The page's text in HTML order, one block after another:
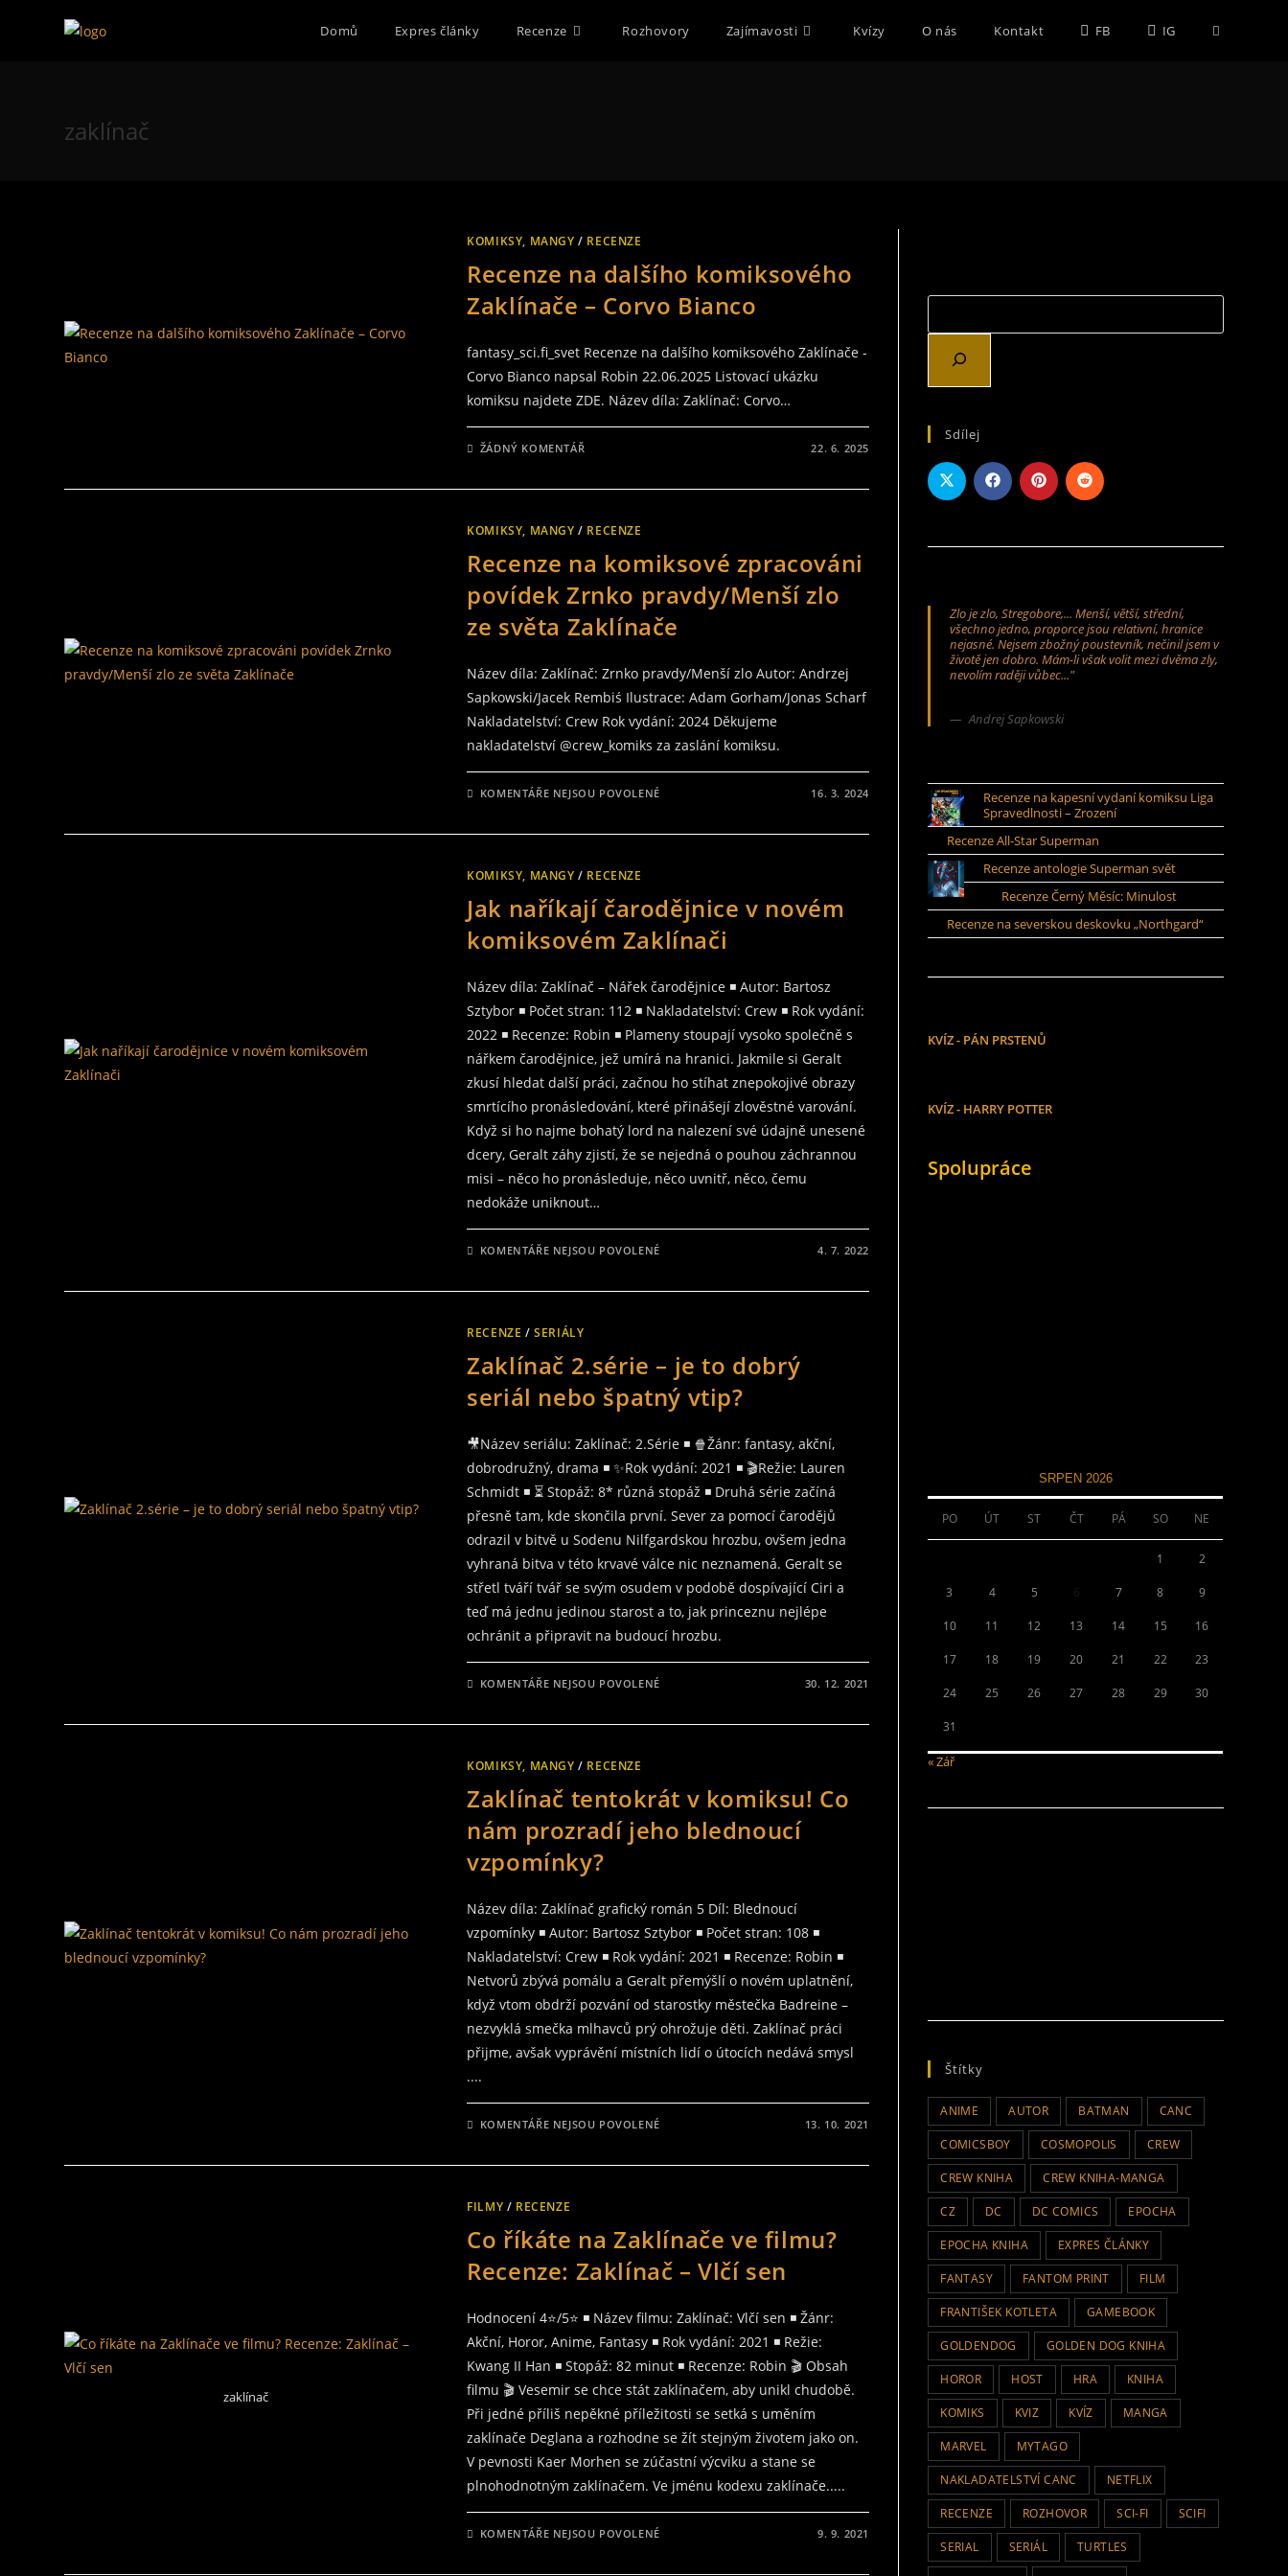
Domů Expres články Recenze Rozhovory Zajímavosti Kvízy O nás Kontakt FB IG Toggle
zaklínač
KOMIKSY, MANGY / RECENZE
Recenze na dalšího komiksového
Zaklínače – Corvo Bianco
fantasy_sci.fi_svet Recenze na dalšího komiksového Zaklínače -
Corvo Bianco napsal Robin 22.06.2025 Listovací ukázku
komiksu najdete ZDE. Název díla: Zaklínač: Corvo…
ŽÁDNÝ KOMENTÁŘ 22. 6. 2025
KOMIKSY, MANGY / RECENZE
Recenze na komiksové zpracováni
povídek Zrnko pravdy/Menší zlo
ze světa Zaklínače
Název díla: Zaklínač: Zrnko pravdy/Menší zlo Autor: Andrzej
Sapkowski/Jacek Rembiś Ilustrace: Adam Gorham/Jonas Scharf
Nakladatelství: Crew Rok vydání: 2024 Děkujeme
nakladatelství @crew_komiks za zaslání komiksu.
KOMENTÁŘE NEJSOU POVOLENÉU
NÁZVEM
ZRNKO
PRAVDY/MENŠÍ
ZLO
ZE
SVĚTA
16. 3. 2024
KOMIKSY, MANGY / RECENZE
Jak naříkají čarodějnice v novém
komiksovém Zaklínači
Název díla: Zaklínač – Nářek čarodějnice ◾ Autor: Bartosz
Sztybor ◾ Počet stran: 112 ◾ Nakladatelství: Crew ◾ Rok vydání:
2022 ◾ Recenze: Robin ◾ Plameny stoupají vysoko společně s
nářkem čarodějnice, jež umírá na hranici. Jakmile si Geralt
zkusí hledat další práci, začnou ho stíhat znepokojivé obrazy
smrtícího pronásledování, které přinášejí zlověstné varování.
Když si ho najme bohatý lord na nalezení své údajně unesené
dcery, Geralt záhy zjistí, že se nejedná o pouhou záchrannou
misi – něco ho pronásleduje, něco uvnitř, něco, čemu
nedokáže uniknout…
KOMENTÁŘE NEJSOU POVOLENÉU
NÁZVEM
KOMIKSOVÉM
ZAKLÍNAČI
4. 7. 2022
RECENZE /SERIÁLY
Zaklínač 2.série – je to dobrý
seriál nebo špatný vtip?
🎥Název seriálu: Zaklínač: 2.Série ◾ 🍿Žánr: fantasy, akční,
dobrodružný, drama ◾ ✨Rok vydání: 2021 ◾ 🎬Režie: Lauren
Schmidt ◾ ⏳ Stopáž: 8* různá stopáž ◾ Druhá série začíná
přesně tam, kde skončila první. Sever za pomocí čarodějů
odrazil v bitvě u Sodenu Nilfgardskou hrozbu, ovšem jedna
vyhraná bitva v této krvavé válce nic neznamená. Geralt se
střetl tváří tvář se svým osudem v podobě dospívající Ciri a
teď má jednu jedinou starost a to, jak princeznu nejlépe
ochránit a připravit na budoucí hrozbu.
KOMENTÁŘE NEJSOU POVOLENÉU
NÁZVEM
DOBRÝ
SERIÁL
NEBO
ŠPATNÝ
VTIP?
30. 12. 2021
KOMIKSY, MANGY / RECENZE
Zaklínač tentokrát v komiksu! Co
nám prozradí jeho blednoucí
vzpomínky?
Název díla: Zaklínač grafický román 5 Díl: Blednoucí
vzpomínky ◾ Autor: Bartosz Sztybor ◾ Počet stran: 108 ◾
Nakladatelství: Crew ◾ Rok vydání: 2021 ◾ Recenze: Robin ◾
Netvorů zbývá pomálu a Geralt přemýšlí o novém uplatnění,
když vtom obdrží pozvání od starostky městečka Badreine –
nezvyklá smečka mlhavců prý ohrožuje děti. Zaklínač práci
přijme, avšak vyprávění místních lidí o útocích nedává smysl
....
KOMENTÁŘE NEJSOU POVOLENÉU
NÁZVEM
NÁM
PROZRADÍ
JEHO
BLEDNOUCÍ
VZPOMÍNKY?
13. 10. 2021
zaklínač
FILMY / RECENZE
Co říkáte na Zaklínače ve filmu?
Recenze: Zaklínač – Vlčí sen
Hodnocení 4⭐/5⭐ ◾ Název filmu: Zaklínač: Vlčí sen ◾ Žánr:
Akční, Horor, Anime, Fantasy ◾ Rok vydání: 2021 ◾ Režie:
Kwang II Han ◾ Stopáž: 82 minut ◾ Recenze: Robin 🎬 Obsah
filmu 🎬 Vesemir se chce stát zaklínačem, aby unikl chudobě.
Při jedné příliš nepěkné příležitosti se setká s uměním
zaklínače Deglana a rozhodne se žít stejným životem jako on.
V pevnosti Kaer Morhen se zúčastní výcviku a stane se
plnohodnotným zaklínačem. Ve jménu kodexu zaklínače.....
KOMENTÁŘE NEJSOU POVOLENÉU
NÁZVEM
9. 9. 2021
Sdílej
Zlo je zlo, Stregobore,... Menší, větší, střední,
všechno jedno, proporce jsou relativní, hranice
nejasné. Nejsem zbožný poustevník, nečinil jsem v
životě jen dobro. Mám-li však volit mezi dvěma zly,
nevolím raději vůbec..."
Andrej Sapkowski
Recenze na kapesní vydaní komiksu Liga
Spravedlnosti – Zrození
Recenze All-Star Superman
Recenze antologie Superman svět
Recenze Černý Měsíc: Minulost
Recenze na severskou deskovku „Northgard“
KVÍZ - PÁN PRSTENŮ
KVÍZ - HARRY POTTER
Spolupráce
SRPEN 2026
PO ÚT ST ČT PÁ SO NE
1 2
3 4 5 7 8 9
10 11 12 13 14 15 16
17 18 19 20 21 22 23
24 25 26 27 28 29 30
31
« Zář
Štítky
ANIME AUTOR BATMAN CANC
COMICSBOY COSMOPOLIS CREW
CREW KNIHA CREW KNIHA-MANGA
CZ DC DC COMICS EPOCHA
EPOCHA KNIHA EXPRES ČLÁNKY
FANTASY FANTOM PRINT FILM
FRANTIŠEK KOTLETA GAMEBOOK
GOLDENDOG GOLDEN DOG KNIHA
HOROR HOST HRA KNIHA
KOMIKS KVIZ KVÍZ MANGA
MARVEL MYTAGO
NAKLADATELSTVÍ CANC NETFLIX
RECENZE ROZHOVOR SCI-FI SCIFI
SERIAL SERIÁL TURTLES